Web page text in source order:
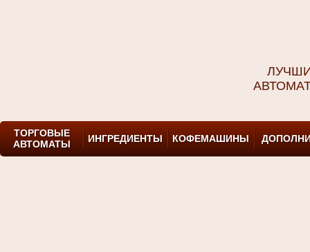
ТОРГОВЫЕ
АВТОМАТЫ
ИНГРЕДИЕНТЫ КОФЕМАШИНЫ